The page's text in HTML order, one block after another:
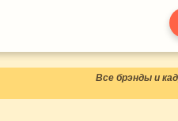
Все брэнды и